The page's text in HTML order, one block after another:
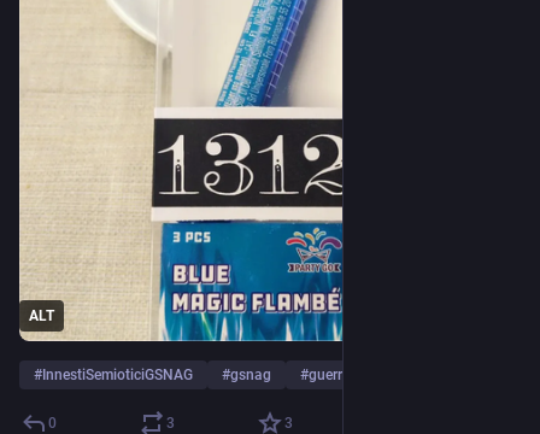
ALT
# InnestiSemioticiGSNAG #gsnag #guerrillastickers
0 3 3